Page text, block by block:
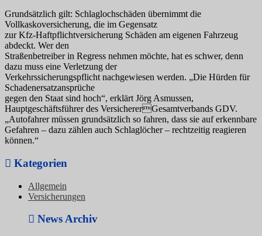
Grundsätzlich gilt: Schlaglochschäden übernimmt die
Vollkaskoversicherung, die im Gegensatz
zur Kfz-Haftpflichtversicherung Schäden am eigenen Fahrzeug
abdeckt. Wer den
Straßenbetreiber in Regress nehmen möchte, hat es schwer, denn
dazu muss eine Verletzung der
Verkehrssicherungspflicht nachgewiesen werden. „Die Hürden für
Schadenersatzansprüche
gegen den Staat sind hoch“, erklärt Jörg Asmussen,
Hauptgeschäftsführer des VersichererGesamtverbands GDV.
„Autofahrer müssen grundsätzlich so fahren, dass sie auf erkennbare
Gefahren – dazu zählen auch Schlaglöcher – rechtzeitig reagieren
können.“
Kategorien
Allgemein
Versicherungen
News Archiv